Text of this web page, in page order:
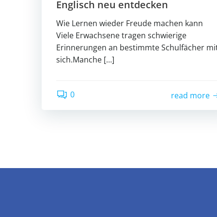
Englisch neu entdecken
Wie Lernen wieder Freude machen kann
Viele Erwachsene tragen schwierige
Erinnerungen an bestimmte Schulfächer
sich.Manche […]
0 read more